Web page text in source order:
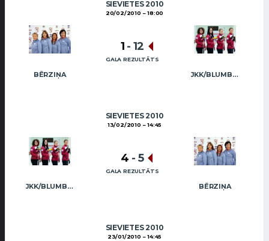
SIEVIETES 2010
20/02/2010 18:00
BĒRZIŅA JKK/BLUMBERGA-BĒRZIŅA
1 - 12
GALA REZULTĀTS
SIEVIETES 2010
13/02/2010 14:45
JKK/BLUMBERGA-BĒRZIŅA BĒRZIŅA
4 - 5
GALA REZULTĀTS
SIEVIETES 2010
23/01/2010 14:45